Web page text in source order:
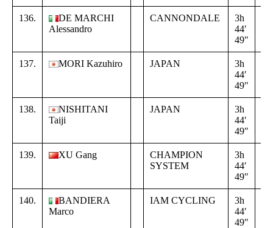
136.
DE MARCHI
Alessandro
CANNONDALE
3h
44′
49″
137. MORI Kazuhiro JAPAN
3h
44′
49″
138.
NISHITANI
Taiji
JAPAN
3h
44′
49″
139. XU Gang
CHAMPION
SYSTEM
3h
44′
49″
140.
BANDIERA
Marco
IAM CYCLING
3h
44′
49″